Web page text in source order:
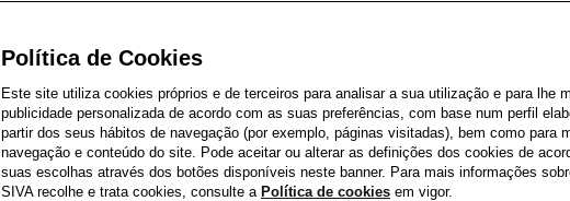
do
Política de Cookies
Este site utiliza cookies próprios e de terceiros para analisar a sua utilização e para lhe
publicidade personalizada de acordo com as suas preferências, com base num perfil
partir dos seus hábitos de navegação (por exemplo, páginas visitadas), bem como para
navegação e conteúdo do site. Pode aceitar ou alterar as definições dos cookies de
suas escolhas através dos botões disponíveis neste banner. Para mais informações
SIVA recolhe e trata cookies, consulte a Política de cookies em vigor.